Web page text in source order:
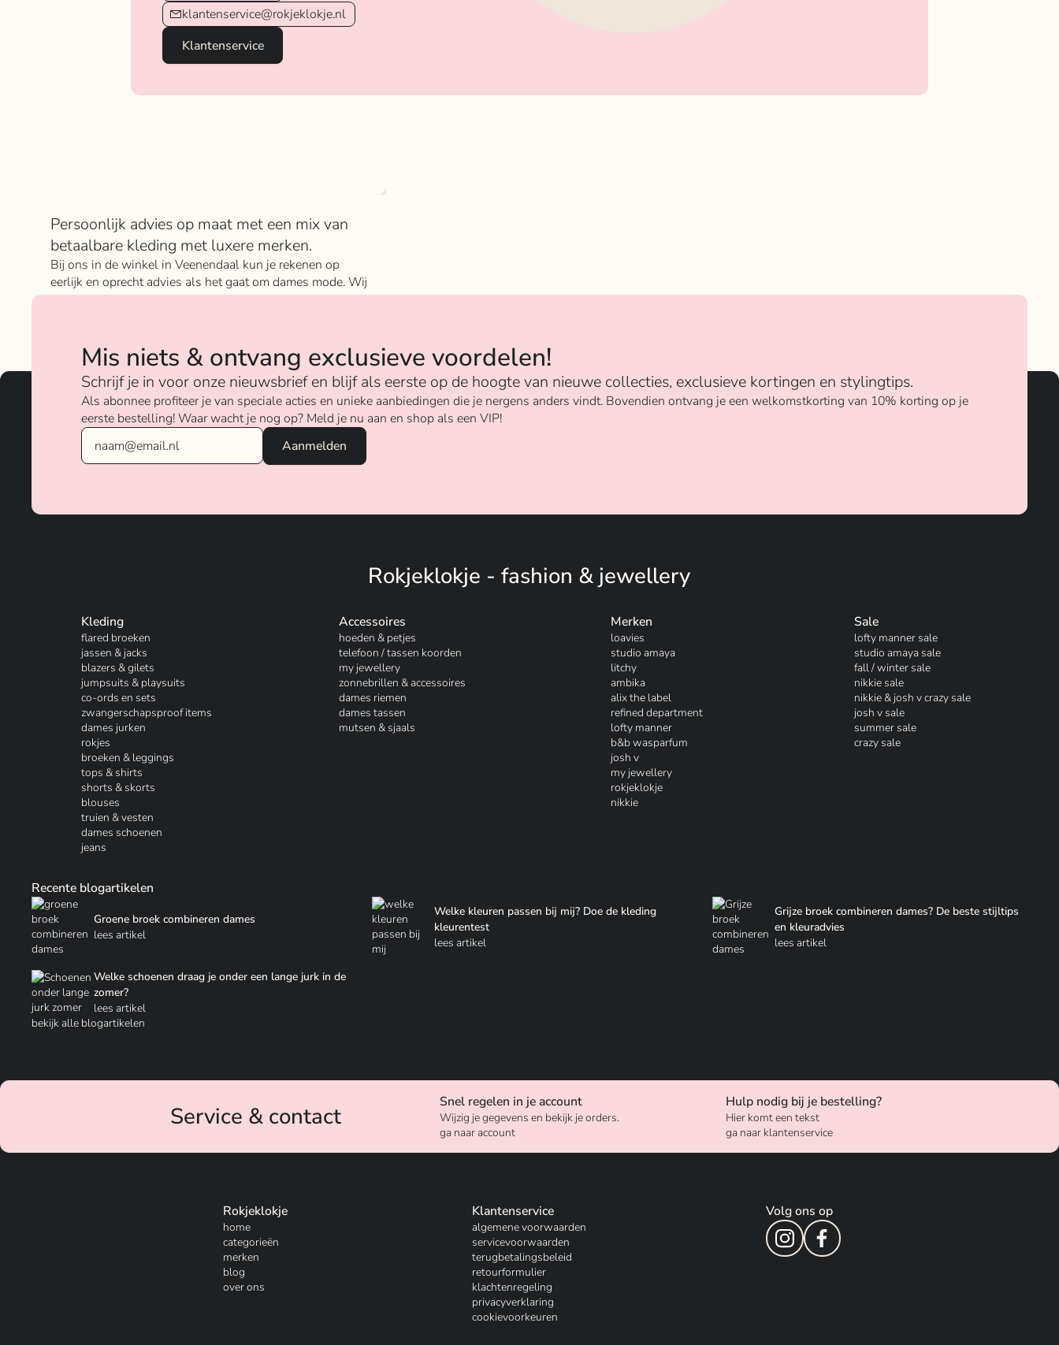
klantenservice@rokjeklokje.nl
Klantenservice
Over Rokje Klokje
Persoonlijk advies op maat met een mix van
betaalbare kleding met luxere merken.
Bij ons in de winkel in Veenendaal kun je rekenen op
eerlijk en oprecht advies als het gaat om dames mode. Wij
geloven sterk in ons concept; het mixen en matchen van
Over ons
Mis niets & ontvang exclusieve voordelen!
Schrijf je in voor onze nieuwsbrief en blijf als eerste op de hoogte van nieuwe collecties, exclusieve kortingen en stylingtips.
Als abonnee profiteer je van speciale acties en unieke aanbiedingen die je nergens anders vindt. Bovendien ontvang je een welkomstkorting van 10% korting op je
eerste bestelling! Waar wacht je nog op? Meld je nu aan en shop als een VIP!
Rokjeklokje - fashion & jewellery
Kleding
flared broeken
jassen & jacks
blazers & gilets
jumpsuits & playsuits
co-ords en sets
zwangerschapsproof items
dames jurken
rokjes
broeken & leggings
tops & shirts
shorts & skorts
blouses
truien & vesten
dames schoenen
jeans
Accessoires
hoeden & petjes
telefoon / tassen koorden
my jewellery
zonnebrillen & accessoires
dames riemen
dames tassen
mutsen & sjaals
Merken
loavies
studio amaya
litchy
ambika
alix the label
refined department
lofty manner
b&b wasparfum
josh v
my jewellery
rokjeklokje
nikkie
Sale
lofty manner sale
studio amaya sale
fall / winter sale
nikkie sale
nikkie & josh v crazy sale
josh v sale
summer sale
crazy sale
Recente blogartikelen
Groene broek combineren dames
lees artikel
Welke kleuren passen bij mij? Doe de kleding
kleurentest
lees artikel
Grijze broek combineren dames? De beste stijltips
en kleuradvies
lees artikel
Welke schoenen draag je onder een lange jurk in de
zomer?
lees artikel
bekijk alle blogartikelen
Service & contact Snel regelen in je account
Wijzig je gegevens en bekijk je orders.
ga naar account
Hulp nodig bij je bestelling?
Hier komt een tekst
ga naar klantenservice
Rokjeklokje
home
categorieën
merken
blog
over ons
Klantenservice
algemene voorwaarden
servicevoorwaarden
terugbetalingsbeleid
retourformulier
klachtenregeling
privacyverklaring
cookievoorkeuren
Volg ons op